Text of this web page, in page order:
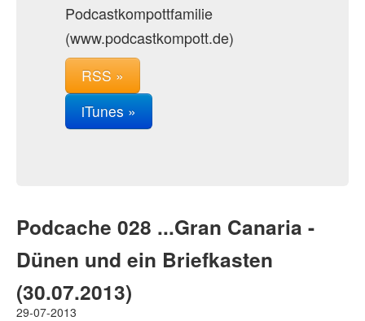
Podcastkompottfamilie
(www.podcastkompott.de)
RSS »
iTunes »
Podcache 028 ...Gran Canaria -
Dünen und ein Briefkasten
(30.07.2013)
29-07-2013